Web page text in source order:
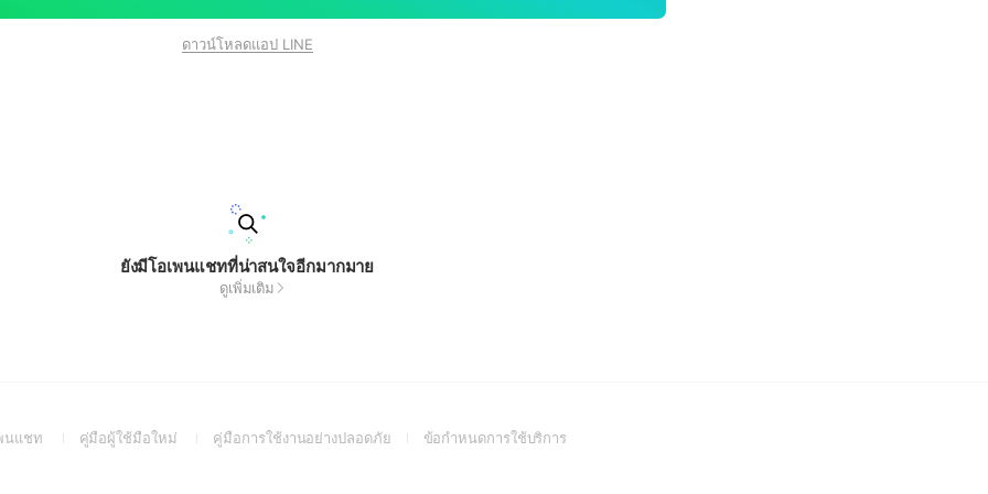
ดาวน์โหลดแอป LINE
ยังมีโอเพนแชทที่น่าสนใจอีกมากมาย
ดูเพิ่มเติม
นแชท
(Openคู่มือผู้ใช้มือใหม่
(Openคู่มือการใช้งานอย่างปลอดภัย(Openข้อกำหนดการใช้บริการ(Open